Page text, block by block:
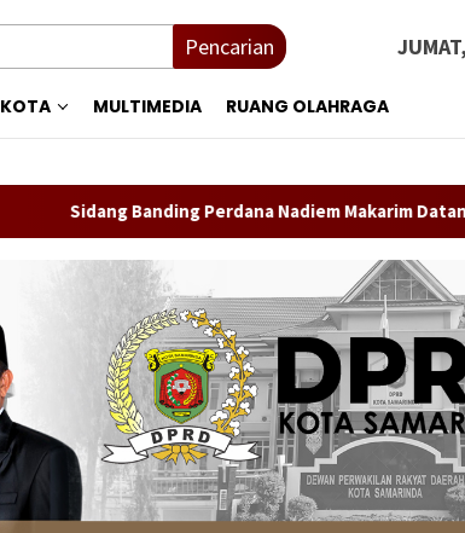
Pencarian
MULTIMEDIA RUANG OLAHRAGA
Banding Perdana Nadiem Makarim Datangkan Lima